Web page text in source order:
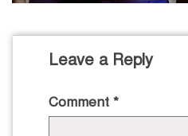
Leave a Reply
Comment *